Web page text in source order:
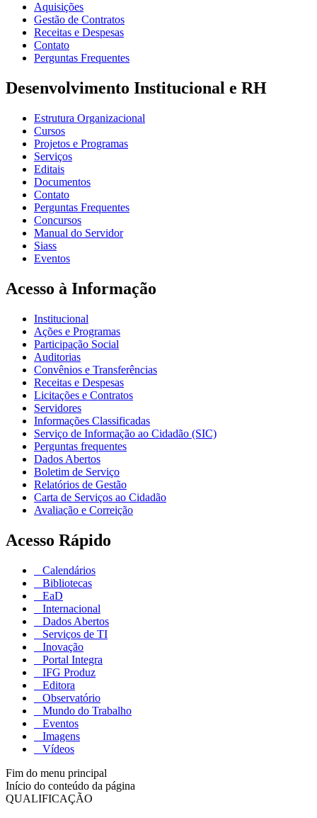
Aquisições
Gestão de Contratos
Receitas e Despesas
Contato
Perguntas Frequentes
Desenvolvimento Institucional e RH
Estrutura Organizacional
Cursos
Projetos e Programas
Serviços
Editais
Documentos
Contato
Perguntas Frequentes
Concursos
Manual do Servidor
Siass
Eventos
Acesso à Informação
Institucional
Ações e Programas
Participação Social
Auditorias
Convênios e Transferências
Receitas e Despesas
Licitações e Contratos
Servidores
Informações Classificadas
Serviço de Informação ao Cidadão (SIC)
Perguntas frequentes
Dados Abertos
Boletim de Serviço
Relatórios de Gestão
Carta de Serviços ao Cidadão
Avaliação e Correição
Acesso Rápido
Calendários
Bibliotecas
EaD
Internacional
Dados Abertos
Serviços de TI
Inovação
Portal Integra
IFG Produz
Editora
Observatório
Mundo do Trabalho
Eventos
Imagens
Vídeos
Fim do menu principal
Início do conteúdo da página
QUALIFICAÇÃO